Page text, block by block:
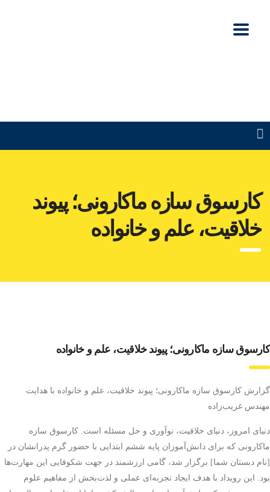
کارسوق سازه ماکارونی؛ پیوند
خلاقیت، علم و خانواده
کارسوق سازه ماکارونی؛ پیوند خلاقیت، علم و خانواده
گزارش کارسوق سازه ماکارونی؛ پیوند خلاقیت، علم و خانواده با هدایت
مهندس غریب‌زاده
دنیای امروز، دنیای خلاقیت، نوآوری و حل مسئله است. کارسوق سازه
ماکارونی که برای دانش‌آموزان پایه ششم ابتدایی با حضور گرم پدرانشان در
[نام دبستان شما] برگزار شد، گامی ارزشمند در جهت شکوفایی این مهارت‌ها
بود. این رویداد با هدف ایجاد تجربه‌ای عملی و لذت‌بخش از مفاهیم علوم